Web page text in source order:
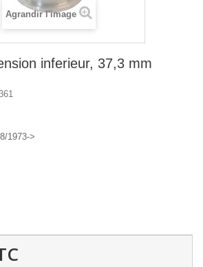
Agrandir l'image
inferieur, 37,3 mm
1973->